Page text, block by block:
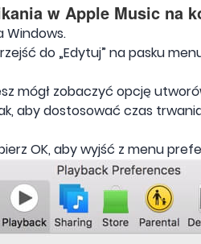
w Apple Music na
Windows.
do „Edytuj” na pasku
mógł zobaczyć opcję
aby dostosować czas
OK, aby wyjść z menu